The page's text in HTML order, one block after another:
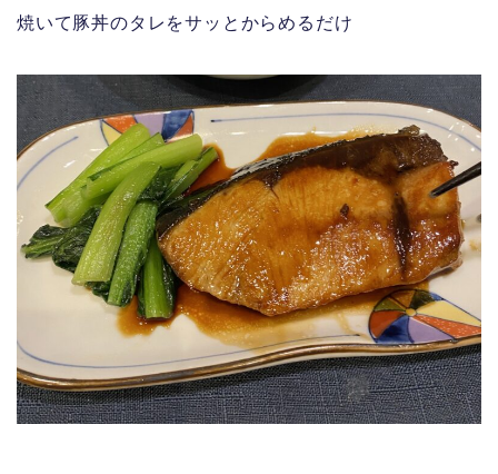
焼いて豚丼のタレをサッとからめるだけ